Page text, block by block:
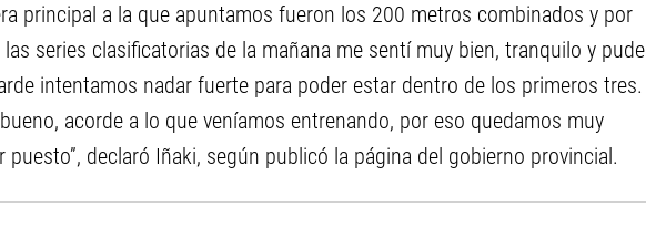
principal a la que apuntamos fueron los 200 metros combinados y por
series clasificatorias de la mañana me sentí muy bien, tranquilo y pude
intentamos nadar fuerte para poder estar dentro de los primeros tres.
acorde a lo que veníamos entrenando, por eso quedamos muy
declaró Iñaki, según publicó la página del gobierno provincial.